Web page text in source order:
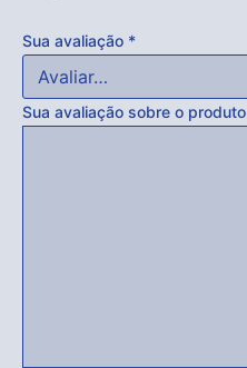
Sua avaliação *
Sua avaliação sobre o produto